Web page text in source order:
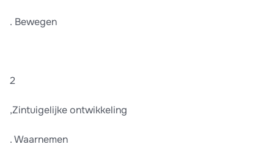
. Bewegen
2
,Zintuigelijke ontwikkeling
. Waarnemen